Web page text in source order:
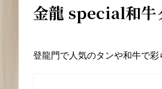
金龍 special和牛
登龍門で人気のタンや和牛で彩